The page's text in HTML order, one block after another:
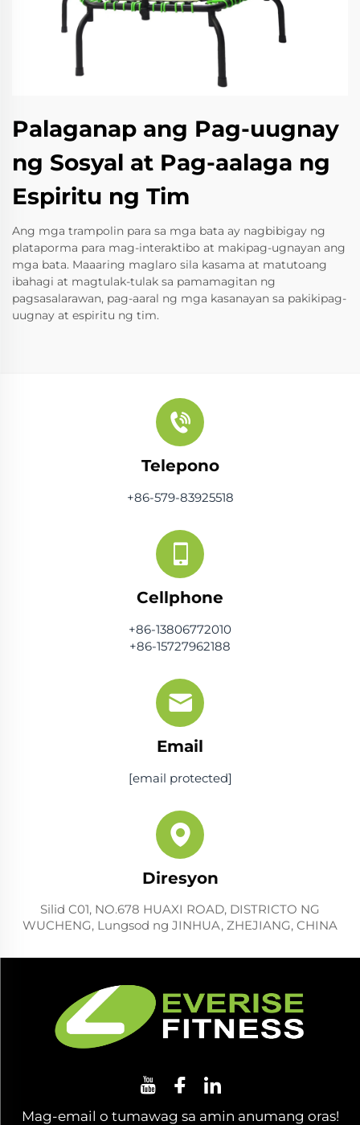
Palaganap ang Pag-uugnay
ng Sosyal at Pag-aalaga ng
Espiritu ng Tim
Ang mga trampolin para sa mga bata ay nagbibigay ng
plataporma para mag-interaktibo at makipag-ugnayan ang
mga bata. Maaaring maglaro sila kasama at matutoang
ibahagi at magtulak-tulak sa pamamagitan ng
pagsasalarawan, pag-aaral ng mga kasanayan sa pakikipag-
uugnay at espiritu ng tim.
Telepono
+86-579-83925518
Cellphone
+86-13806772010
+86-15727962188
Email
[email protected]
Diresyon
Silid C01, NO.678 HUAXI ROAD, DISTRICTO NG
WUCHENG, Lungsod ng JINHUA, ZHEJIANG, CHINA
Mag-email o tumawag sa amin anumang oras!